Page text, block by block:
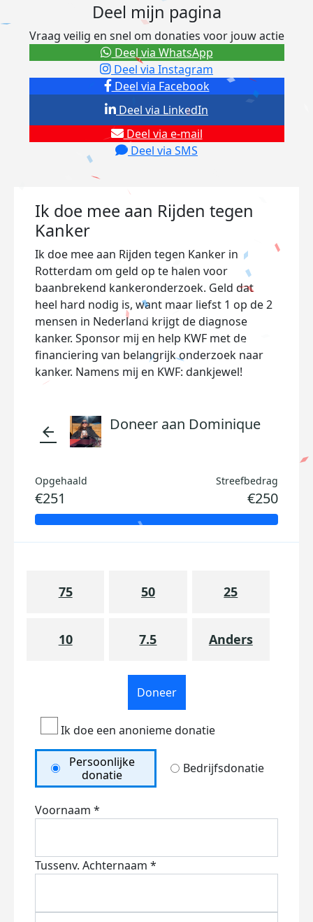
Deel mijn pagina
Vraag veilig en snel om donaties voor jouw actie
Deel via Facebook
Deel via Instagram
Deel via e-mail
Deel via SMS
Deel via LinkedIn
Deel via WhatsApp
Ik doe mee aan Rijden tegen
Kanker
Ik doe mee aan Rijden tegen Kanker in
Rotterdam om geld op te halen voor
baanbrekend kankeronderzoek. Geld dat
heel hard nodig is, want maar liefst 1 op de 2
mensen in Nederland krijgt de diagnose
kanker. Sponsor mij en help KWF met de
financiering van belangrijk onderzoek naar
kanker. Namens mij en KWF: dankjewel!
arrow_back Doneer aan Dominique
Opgehaald
€251
Streefbedrag
€250
75 50 25
10 7.5 Anders
Doneer
Ik doe een anonieme donatie
Persoonlijke
donatie
Bedrijfsdonatie
Voornaam *
Tussenv. Achternaam *